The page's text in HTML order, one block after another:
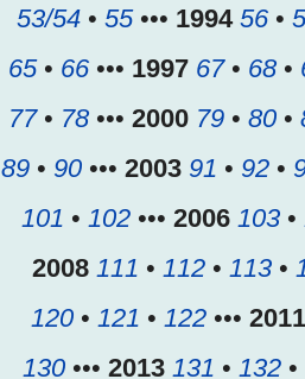
53/54• 55••• 1994 56•
65• 66••• 1997 67• 68•
77• 78••• 2000 79• 80•
89• 90••• 2003 91 • 92•
101 • 102••• 2006 103•
2008 111 • 112• 113•
120• 121 • 122••• 2011
130••• 2013 131 • 132•